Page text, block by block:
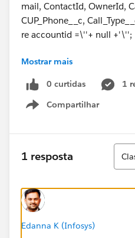
mail, ContactId, OwnerId,
CUP_Phone__c,
re accountid =\''+ null +'\'';
if(String.isBlank(accid))
{
str+=' AND
}
{
str+=' AND Tracker__c
}
{
str+=' AND Priority=\''+
Mostrar mais
0 curtidas
1
Compartilhar
Show menu
1 resposta
Edanna K (Infosys)